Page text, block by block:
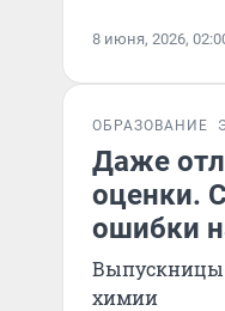
8 июня, 2026,
ОБРАЗОВАНИЕ
Даже
оценки.
ошибки
Выпускницы
химии